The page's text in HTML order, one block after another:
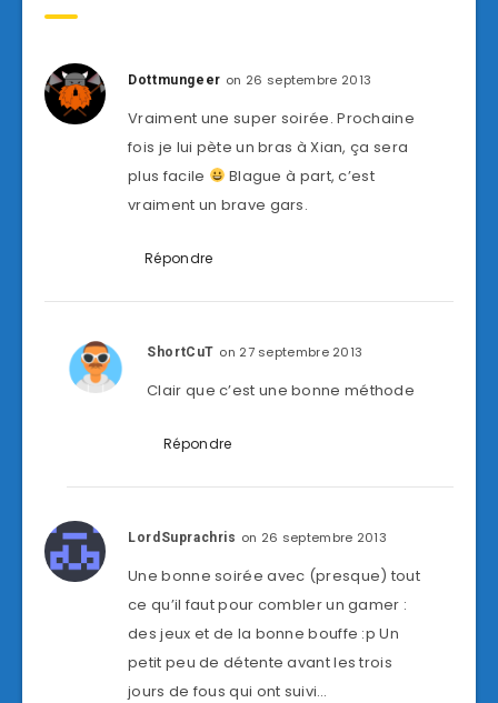
Dottmungeer on 26 septembre 2013
Vraiment une super soirée. Prochaine
fois je lui pète un bras à Xian, ça sera
plus facile
Blague à part, c’est
vraiment un brave gars.
Répondre
ShortCuT on 27 septembre 2013
Clair que c’est une bonne méthode
Répondre
LordSuprachris on 26 septembre 2013
Une bonne soirée avec (presque) tout
ce qu’il faut pour combler un gamer :
des jeux et de la bonne bouffe :p Un
petit peu de détente avant les trois
jours de fous qui ont suivi…